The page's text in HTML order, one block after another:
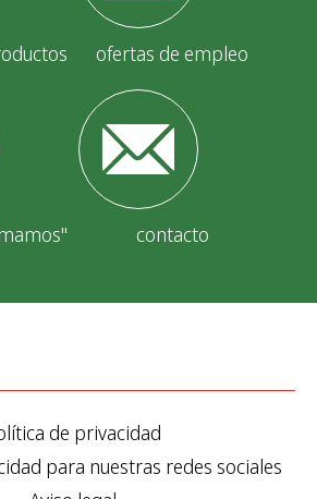
ofertas de empleo
contacto
de privacidad
para nuestras redes sociales